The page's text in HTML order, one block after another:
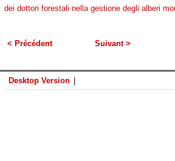
dei dottori forestali nella gestione degli alberi
< Précédent Suivant >
Desktop Version